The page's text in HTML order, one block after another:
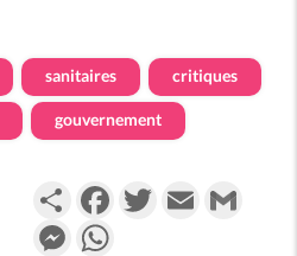
sanitaires critiques
gouvernement
PartagerFacebookTwitterEmail
Messenger